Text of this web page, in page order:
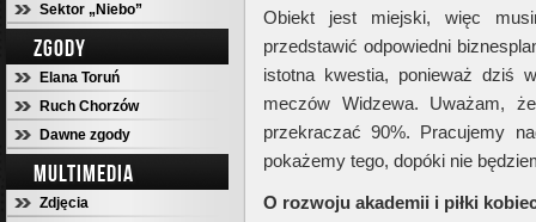
Sektor „Niebo”
ZGODY
Elana Toruń
Ruch Chorzów
Dawne zgody
MULTIMEDIA
Zdjęcia
Obiekt jest miejski, więc
przedstawić odpowiedni
istotna kwestia, ponieważ dziś
meczów Widzewa. Uważam,
przekraczać 90%. Pracujemy
pokażemy tego, dopóki nie
O rozwoju akademii i piłki